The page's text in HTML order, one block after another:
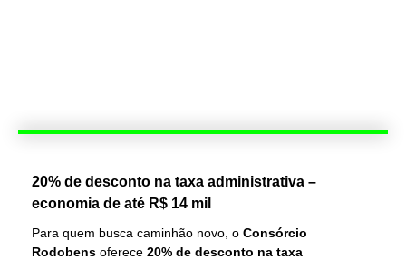
20% de desconto na taxa administrativa –
economia de até R$ 14 mil
Para quem busca caminhão novo, o Consórcio
Rodobens oferece 20% de desconto na taxa